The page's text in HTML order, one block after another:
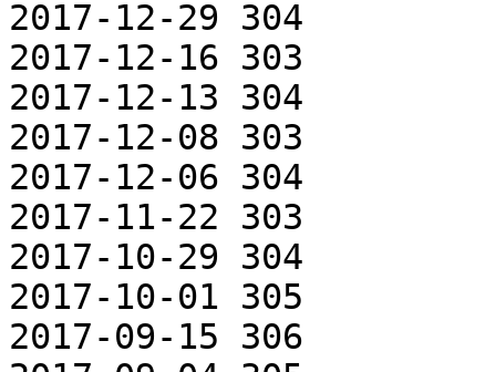
2017-12-29 304
2017-12-16 303
2017-12-13 304
2017-12-08 303
2017-12-06 304
2017-11-22 303
2017-10-29 304
2017-10-01 305
2017-09-15 306